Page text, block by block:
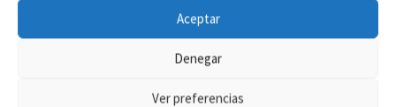
Aceptar
Denegar
Ver preferencias
posterior a 1999 es desvinculable y por tanto
compra puede recuperar su dinero.